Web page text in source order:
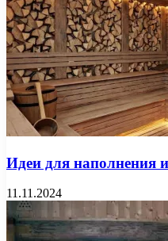
Идеи для наполнения
11.11.2024